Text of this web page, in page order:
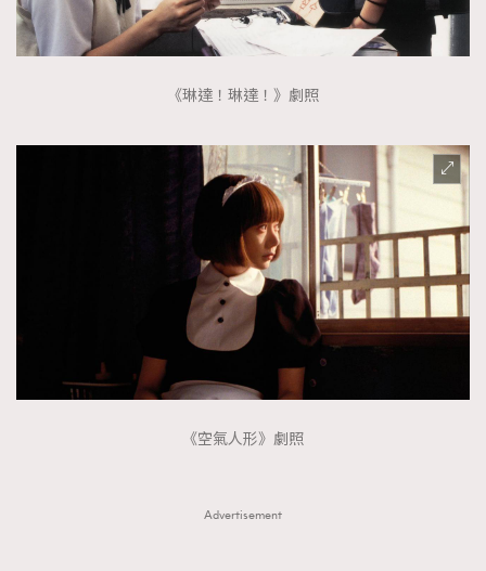
《琳達！琳達！》劇照
《空氣人形》劇照
Advertisement